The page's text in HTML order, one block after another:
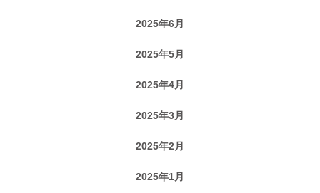
2025年6月
2025年5月
2025年4月
2025年3月
2025年2月
2025年1月